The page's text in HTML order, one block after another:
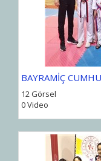
BAYRAMİÇ
12 Görsel
0 Video